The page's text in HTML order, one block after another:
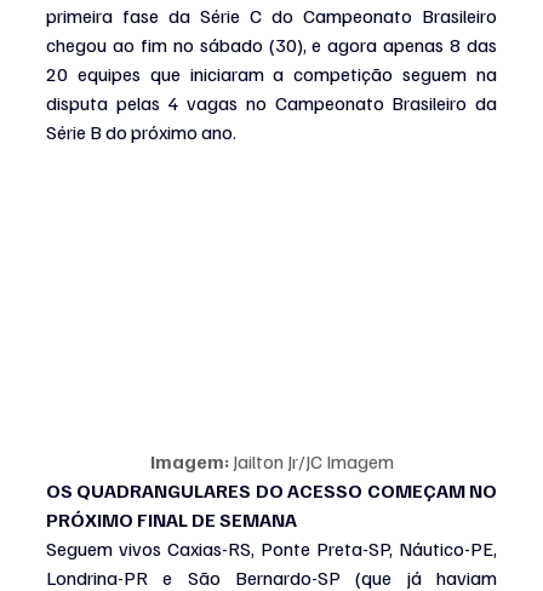
primeira fase da Série C do Campeonato Brasileiro
chegou ao fim no sábado (30), e agora apenas 8 das
20 equipes que iniciaram a competição seguem na
disputa pelas 4 vagas no Campeonato Brasileiro da
Série B do próximo ano.
Imagem: Jailton Jr/JC Imagem
OS QUADRANGULARES DO ACESSO COMEÇAM NO
PRÓXIMO FINAL DE SEMANA
Seguem vivos Caxias-RS, Ponte Preta-SP, Náutico-PE,
Londrina-PR e São Bernardo-SP (que já haviam